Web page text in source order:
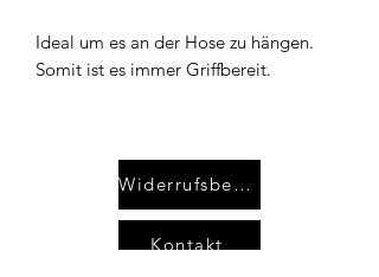
Ideal um es an der Hose zu hängen.
Somit ist es immer Griffbereit.
Widerrufsbelehrung
Kontakt